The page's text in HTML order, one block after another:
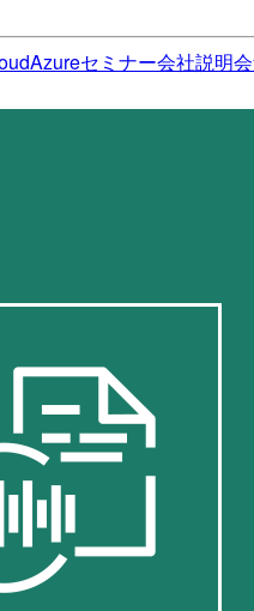
Azureセミナー会社説明会